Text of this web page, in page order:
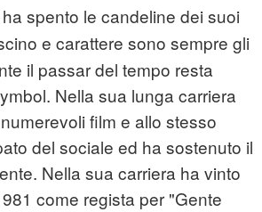
ha spento le candeline dei suoi
e carattere sono sempre gli
il passar del tempo resta
Nella sua lunga carriera
film e allo stesso
del sociale ed ha sostenuto il
Nella sua carriera ha vinto
come regista per "Gente